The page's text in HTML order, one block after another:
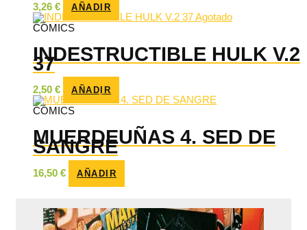
3,26 € AÑADIR
Agotado
CÓMICS
INDESTRUCTIBLE HULK V.2
37
2,50 € AÑADIR
CÓMICS
MUERDEUÑAS 4. SED DE
SANGRE
16,50 € AÑADIR